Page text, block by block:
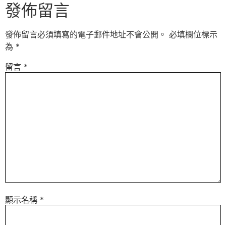
發佈留言
發佈留言必須填寫的電子郵件地址不會公開。 必填欄位標示
為 *
留言 *
顯示名稱 *